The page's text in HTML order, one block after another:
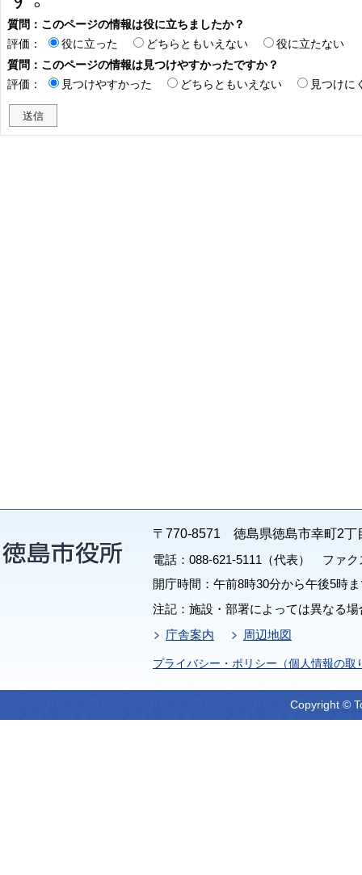
質問：このページの情報は役に立ちましたか？
評価：
役に立った どちらともいえない
役に立たない
質問：このページの情報は見つけやすかったですか？
評価：
見つけやすかった どちらともいえない 見つけに
〒770-8571 徳島県徳島市幸町2丁
電話：088-621-5111（代表） ファク
開庁時間：午前8時30分から午後5時
注記：施設・部署によっては異なる
庁舎案内
周辺地図
プライバシー・ポリシー（個人情報の取
Copyright ©